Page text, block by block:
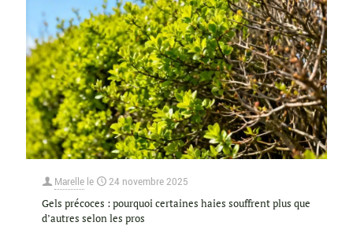
Marelle le 24 novembre 2025
Gels précoces : pourquoi certaines haies souffrent plus que
d’autres selon les pros